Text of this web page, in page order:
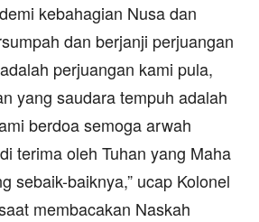
kebahagian Nusa dan
dan berjanji perjuangan
perjuangan kami pula,
yang saudara tempuh adalah
berdoa semoga arwah
terima oleh Tuhan yang Maha
sebaik-baiknya,” ucap Kolonel
membacakan Naskah